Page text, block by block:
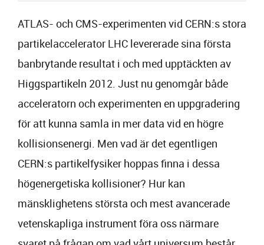
ATLAS- och CMS-experimenten vid CERN:s stora
partikelaccelerator LHC levererade sina första
banbrytande resultat i och med upptäckten av
Higgspartikeln 2012. Just nu genomgår både
acceleratorn och experimenten en uppgradering
för att kunna samla in mer data vid en högre
kollisionsenergi. Men vad är det egentligen
CERN:s partikelfysiker hoppas finna i dessa
högenergetiska kollisioner? Hur kan
mänsklighetens största och mest avancerade
vetenskapliga instrument föra oss närmare